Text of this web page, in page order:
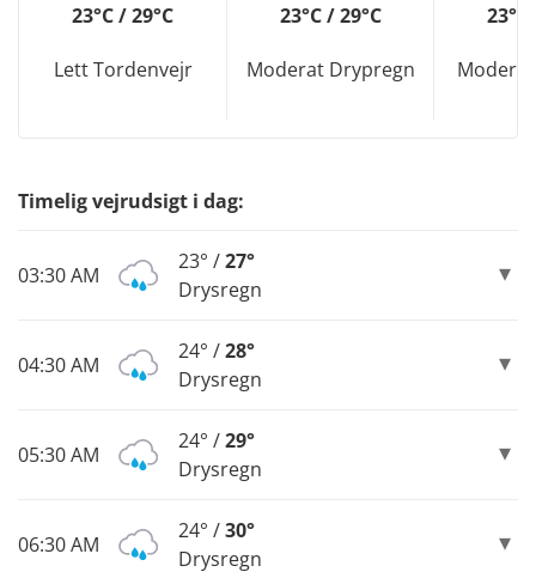
23°C / 29°C
Lett Tordenvejr
23°C / 29°C
Moderat Drypregn
23°C
Timelig vejrudsigt i dag:
03:30 AM
23° /27°
Drysregn
04:30 AM
24° /28°
Drysregn
05:30 AM
24° /29°
Drysregn
06:30 AM
24° /30°
Drysregn